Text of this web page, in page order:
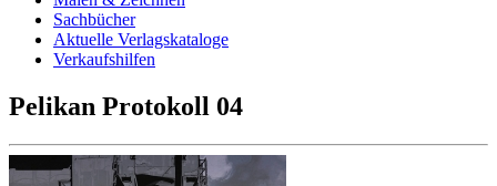
Sachbücher
Aktuelle Verlagskataloge
Verkaufshilfen
Pelikan Protokoll 04